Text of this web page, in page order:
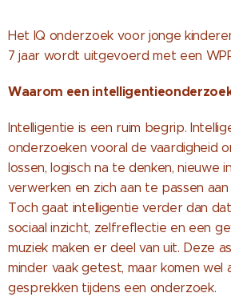
Het IQ onderzoek voor jonge
7 jaar wordt uitgevoerd met een
Waarom een
Intelligentie is een ruim begrip.
onderzoeken vooral de vaardigheid
lossen, logisch na te denken, nieuwe
verwerken en zich aan te passen
Toch gaat intelligentie verder dan
sociaal inzicht, zelfreflectie en een
muziek maken er deel van uit. Deze
minder vaak getest, maar komen wel
gesprekken tijdens een onderzoek.